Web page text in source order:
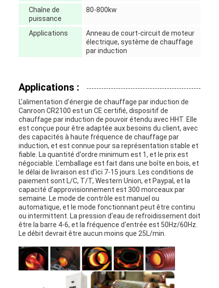
Chaîne de
puissance
80-800kw
Applications
Anneau de court-circuit de moteur
électrique, système de chauffage
par induction
Applications :
L'alimentation d'énergie de chauffage par induction de
Canroon CR2100 est un CE certifié, dispositif de
chauffage par induction de pouvoir étendu avec HHT. Elle
est conçue pour être adaptée aux besoins du client, avec
des capacités à haute fréquence de chauffage par
induction, et est connue pour sa représentation stable et
fiable. La quantité d'ordre minimum est 1, et le prix est
négociable. L'emballage est fait dans une boîte en bois, et
le délai de livraison est d'ici 7-15 jours. Les conditions de
paiement sont L/C, T/T, Western Union, et Paypal, et la
capacité d'approvisionnement est 300 morceaux par
semaine. Le mode de contrôle est manuel ou
automatique, et le mode fonctionnant peut être continu
ou intermittent. La pression d'eau de refroidissement doit
être la barre 4-6, et la fréquence d'entrée est 50Hz/60Hz.
Le débit devrait être aucun moins que 25L/min.